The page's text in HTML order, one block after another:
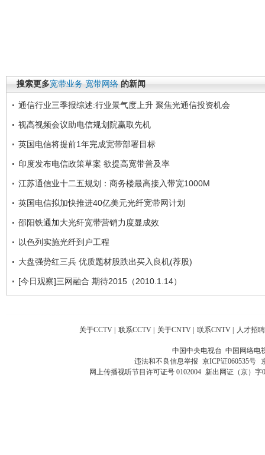
搜索更多宽带业务 宽带网络 的新闻
通信行业三季报综述:行业景气度上升 聚焦光通信投资机会
视高视频会议助电信规划院赢取先机
英国电信将提前1年完成宽带部署目标
印度发布电信政策草案 欲提高宽带普及率
江苏通信业十二五规划：商务楼最高接入带宽1000M
英国电信拟加快推进40亿美元光纤宽带网计划
邵阳铁通加大光纤宽带营销力度显成效
以色列实施光纤到户工程
大盘强势红三兵 优质题材股跌出买入良机(荐股)
[今日观察]三网融合 期待2015（2010.1.14）
关于CCTV | 联系CCTV | 关于CNTV | 联系CNTV | 人才招聘
中国中央电视台 中国网络电
违法和不良信息举报 京ICP证060535号
网上传播视听节目许可证号 0102004 新出网证（京）